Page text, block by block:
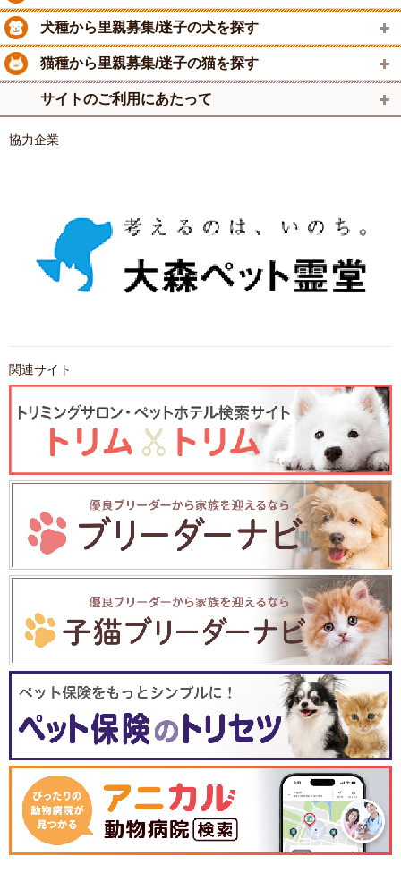
犬種から里親募集/迷子の犬を探す
猫種から里親募集/迷子の猫を探す
サイトのご利用にあたって
協力企業
関連サイト